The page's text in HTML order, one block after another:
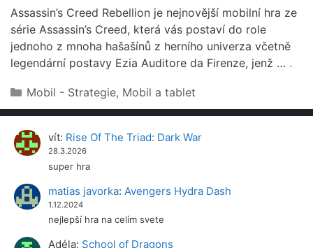
Assassin’s Creed Rebellion je nejnovější mobilní hra ze
série Assassin’s Creed, která vás postaví do role
jednoho z mnoha hašašínů z herního univerza včetně
legendární postavy Ezia Auditore da Firenze, jenž … .
Rubriky
Mobil - Strategie, Mobil a tablet
vít: Rise Of The Triad: Dark War
28.3.2026
super hra
matias javorka: Avengers Hydra Dash
1.12.2024
nejlepší hra na celím svete
Adéla: School of Dragons